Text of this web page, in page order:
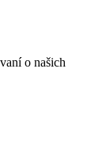
o našich